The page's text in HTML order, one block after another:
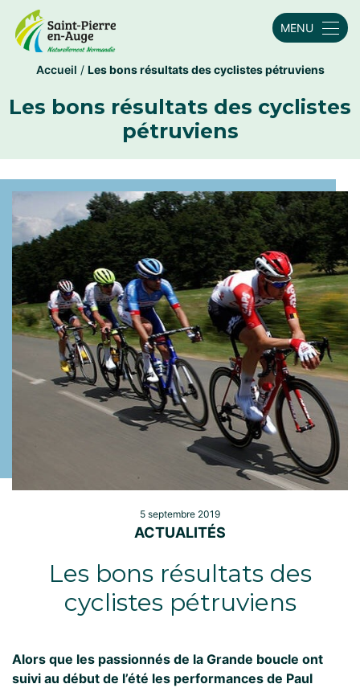
MENU
Accueil / Les bons résultats des cyclistes pétruviens
Les bons résultats des cyclistes
pétruviens
5 septembre 2019
ACTUALITÉS
Les bons résultats des
cyclistes pétruviens
Alors que les passionnés de la Grande boucle ont
suivi au début de l’été les performances de Paul